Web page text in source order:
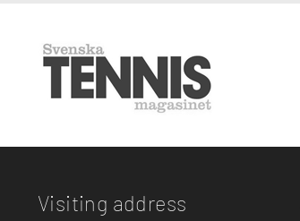
Visiting address